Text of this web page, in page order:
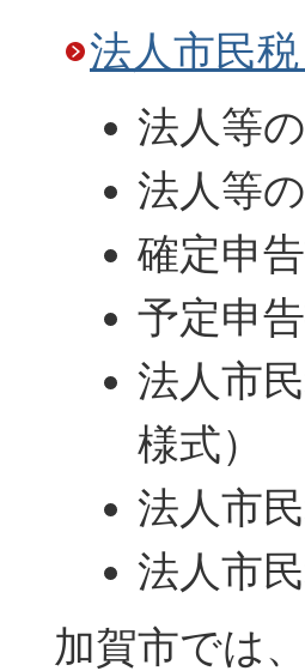
法人市民
法人等
法人等
確定申
予定申
法人市
様式）
法人市
法人市
加賀市では